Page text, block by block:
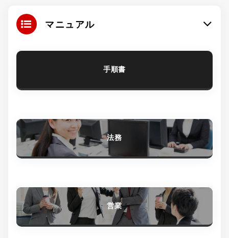
マニュアル
手順書
法務
営業